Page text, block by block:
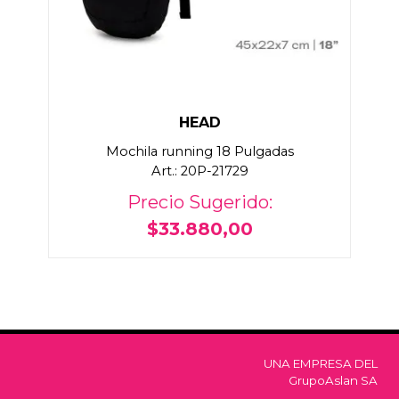
HEAD
Mochila running 18 Pulgadas
Art.: 20P-21729
Precio Sugerido:
$33.880,00
UNA EMPRESA DEL
GrupoAslan SA